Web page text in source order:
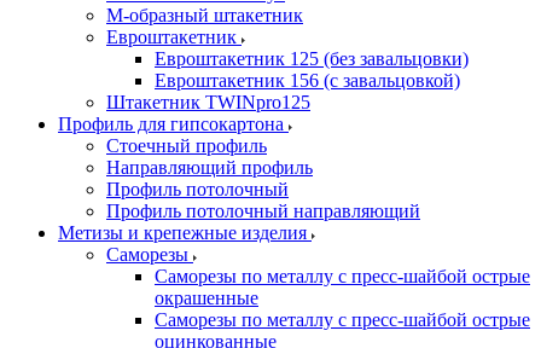
М-образный штакетник
Евроштакетник
Евроштакетник 125 (без завальцовки)
Евроштакетник 156 (с завальцовкой)
Штакетник TWINpro125
Профиль для гипсокартона
Стоечный профиль
Направляющий профиль
Профиль потолочный
Профиль потолочный направляющий
Метизы и крепежные изделия
Саморезы
Саморезы по металлу с пресс-шайбой острые
окрашенные
Саморезы по металлу с пресс-шайбой острые
оцинкованные